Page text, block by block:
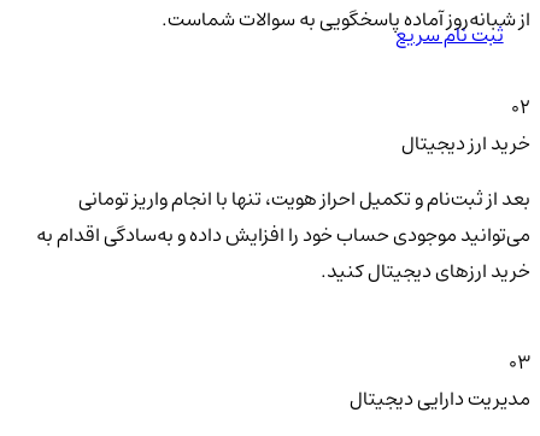
از شبانه‌روز آماده پاسخگویی به سوالات شماست.
ثبت نام سریع
02
خرید ارز دیجیتال
بعد از ثبت‌نام و تکمیل احراز هویت، تنها با انجام واریز تومانی
می‌توانید موجودی حساب خود را افزایش داده و به‌سادگی اقدام به
خرید ارزهای دیجیتال کنید.
03
مدیریت دارایی دیجیتال